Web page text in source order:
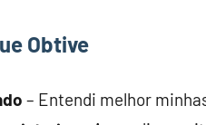
Obtive
– Entendi melhor